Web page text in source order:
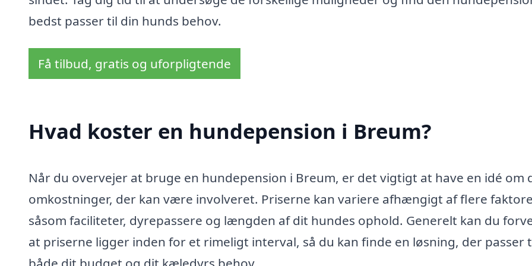
bedst passer til din hunds behov.
Få tilbud, gratis og uforpligtende
Hvad koster en hundepension i Breum?
Når du overvejer at bruge en hundepension i Breum, er det vigtigt at have en idé om
omkostninger, der kan være involveret. Priserne kan variere afhængigt af flere
såsom faciliteter, dyrepassere og længden af dit hundes ophold. Generelt kan du
at priserne ligger inden for et rimeligt interval, så du kan finde en løsning, der passer